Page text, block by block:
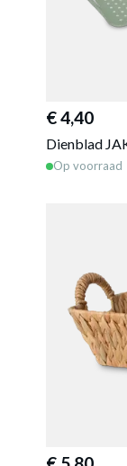
€ 4,40
Dienblad
Op voorraad